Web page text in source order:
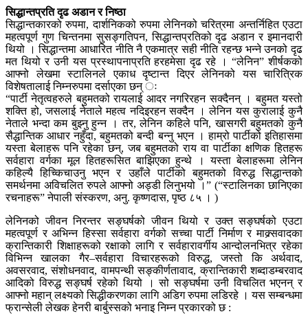
सिद्धान्तप्रति दृढ अडान र निष्ठा
सिद्धान्तकारको रुपमा, दार्शनिकको रुपमा लेनिनको चरित्रमा अन्तर्निहित एउटा
महत्वपूर्ण गुण चिन्तनमा सुसङ्गतिपन, सिद्धान्तप्रतिको दृढ अडान र इमानदारी
थियो । सिद्धान्तमा आधारित नीति नै एकमात्र सही नीति रहन्छ भन्ने उनको दृढ
मत थियो र उनी यस प्रस्थापनाप्रति हरहमेसा दृढ रहे । “लेनिन” शीर्षकको
आफ्नो लेखमा स्टालिनले एकाध दृष्टान्त दिएर लेनिनको यस चारित्रिक
विशेषतालाई निम्नरुपमा दर्साएका छन् ः
“पार्टी नेतृत्वहरुले बहुमतको रायलाई आदर नगरिरहन सक्दैनन् । बहुमत यस्तो
शक्ति हो, जसलाई नेताले महत्व नदिइरहन सक्दैन । लेनिन यस कुरालाई कुनै
नेताले भन्दा कम बुझ्नु हुन्न । तर, लेनिन कहिले पनि, खासगरी बहुमतको कुनै
सैद्धान्तिक आधार नहुँदा, बहुमतको बन्दी बन्नु भएन । हाम्रो पार्टीको इतिहासमा
यस्ता बेलाहरू पनि रहेका छन्, जब बहुमतको राय वा पार्टीका क्षणिक हितहरू
सर्वहारा वर्गका मूल हितहरूसित बाझिएका हुन्थे । यस्ता बेलाहरूमा लेनिन
कहिल्यै हिच्किचाउनु भएन र उहाँले पार्टीको बहुमतको विरुद्ध सिद्धान्तको
समर्थनमा अविचलित रुपले आफ्नो अड्डी लिनुभयो ।” (“स्टालिनका छानिएका
रचनाहरू” नेपाली संस्करण, अनु. कृष्णदास, पृष्ठ ८५ । )
लेनिनको जीवन निरन्तर सङ्घर्षको जीवन थियो र उक्त सङ्घर्षको एउटा
महत्वपूर्ण र अभिन्न हिस्सा सर्वहारा वर्गको सच्चा पार्टी निर्माण र माक्र्सवादका
क्रान्तिकारी शिक्षाहरूको रक्षाको लागि र सर्वहारावर्गीय आन्दोलनभित्र रहेका
विभिन्न खालका गैर–सर्वहारा विचारहरूको विरुद्ध, जस्तो कि अर्थवाद,
अवसरवाद, संशोधनवाद, वामपन्थी सङ्कीर्णतावाद, क्रान्तिकारी शब्दाडम्बरवाद
आदिको विरुद्ध सङ्घर्ष रहेको थियो । सो सङ्घर्षमा उनी विचलित भएनन् र
आफ्नो महान् लक्ष्यको सिद्धीकरणका लागि अडिग रुपमा लडिरहे । यस सम्बन्धमा
फ्रान्सेली लेखक हेनरी बार्बुस्सको भनाइ निम्न प्रकारको छ :